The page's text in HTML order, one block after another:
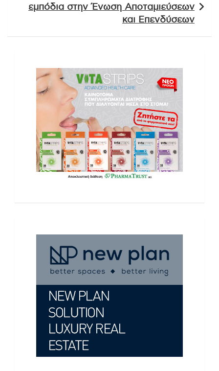
εμπόδια στην Ένωση Αποταμιεύσεων
και Επενδύσεων